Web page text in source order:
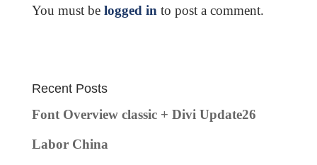
You must be logged in to post a comment.
Recent Posts
Font Overview classic + Divi Update26
Labor China